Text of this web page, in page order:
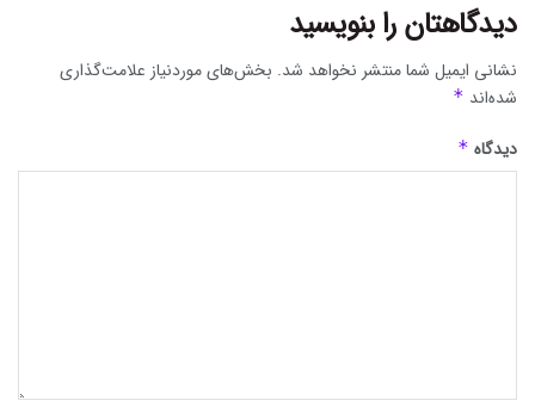
دیدگاهتان را بنویسید
نشانی ایمیل شما منتشر نخواهد شد. بخش‌های موردنیاز علامت‌گذاری
شده‌اند *
دیدگاه *